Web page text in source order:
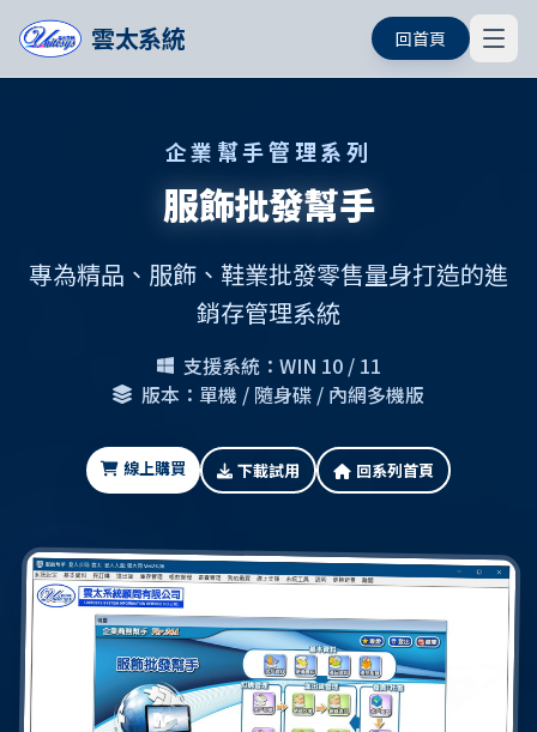
雲太系統 回首頁
企業幫手管理系列
服飾批發幫手
專為精品、服飾、鞋業批發零售量身打造的進
銷存管理系統
支援系統：WIN 10 / 11
版本：單機 / 隨身碟 / 內網多機版
線上購買 下載試用 回系列首頁